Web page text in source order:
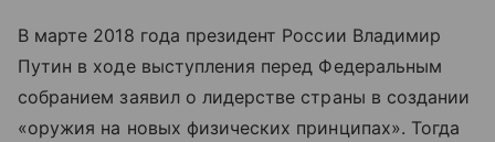
В марте 2018 года президент России Владимир
Путин в ходе выступления перед Федеральным
собранием заявил о лидерстве страны в создании
«оружия на новых физических принципах». Тогда